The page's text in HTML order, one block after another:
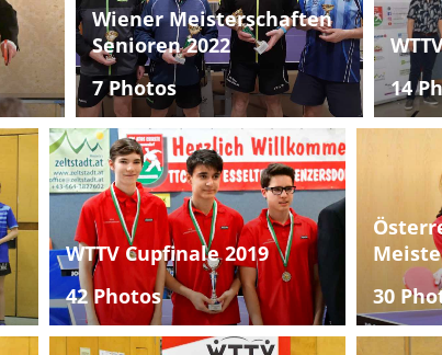
Wiener Meisterschaften
Senioren 2022
7 Photos
14
WTTV Cupfinale 2019
42 Photos
30